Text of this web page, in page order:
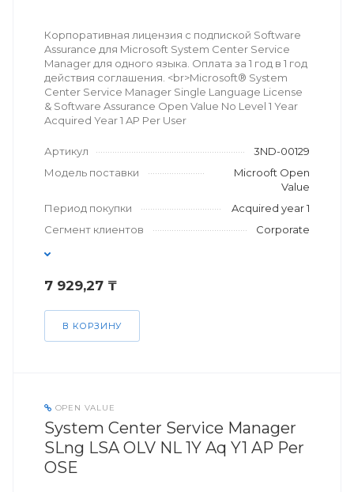
Корпоративная лицензия с подпиской Software
Assurance для Microsoft System Center Service
Manager для одного языка. Оплата за 1 год в 1 год
действия соглашения. <br>Microsoft® System
Center Service Manager Single Language License
& Software Assurance Open Value No Level 1 Year
Acquired Year 1 AP Per User
Артикул
3ND-00129
Модель поставки
Microoft Open
Value
Период покупки
Acquired year 1
Сегмент клиентов
Corporate
7 929,27 ₸
В КОРЗИНУ
OPEN VALUE
System Center Service Manager
SLng LSA OLV NL 1Y Aq Y1 AP Per
OSE